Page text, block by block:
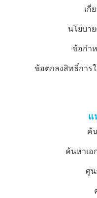
เกี่
นโยบา
ข้อกำ
ข้อตกลงสิทธิ์การ
แ
ค้
ค้นหาเอ
ศูน